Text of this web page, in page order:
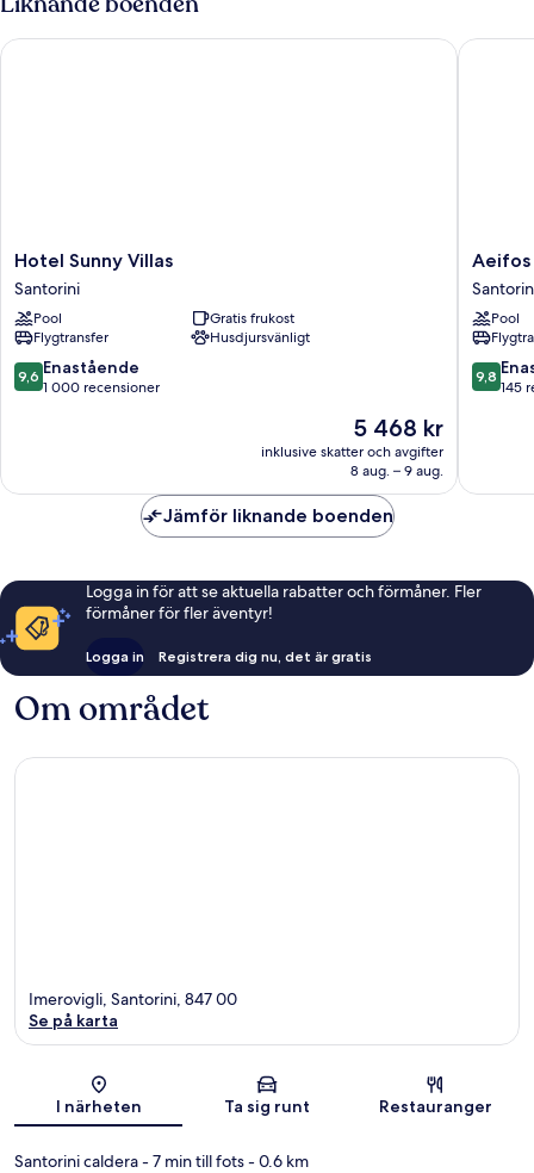
Sea
and
Hotel
Sunny
Villas
Santorini
Hotel Sunny Villas
Santorini
Pool
Gratis frukost
Flygtransfer
Husdjursvänligt
9.6
av
9,6 Enastående
1 000 recensioner
Priset
är
5 468 kr
5 468 kr
inklusive skatter och avgifter
8 aug. – 9 aug.
Hotel Sunny Villas
Aeifos
Hotel
Pool
9.8
av
9,8
145
Aeifos
Jämför liknande boenden
Logga in för att se aktuella rabatter och förmåner. Fler
förmåner för fler äventyr!
Logga in Registrera dig nu, det är gratis
Om området
Karta
Imerovigli, Santorini, 847 00
Se på karta
I närheten Ta sig runt Restauranger
Santorini caldera- 7 min till fots- 0.6 km